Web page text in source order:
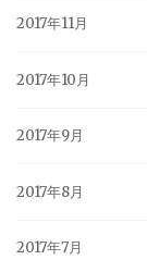
2017年11月
2017年10月
2017年9月
2017年8月
2017年7月